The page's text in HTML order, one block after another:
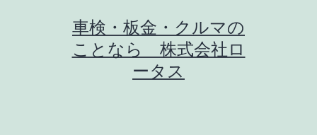
車検・板金・クルマの
ことなら 株式会社ロ
ータス